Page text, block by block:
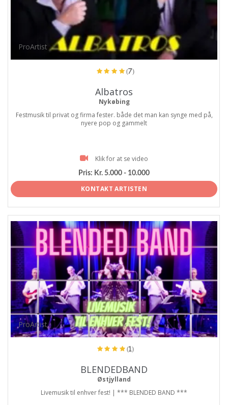
ProArtist
(7)
Albatros
Nykøbing
Festmusik til privat og firma fester. både det man kan synge med på,
nyere pop og gammelt
Klik for at se video
Pris: Kr. 5.000 - 10.000
KONTAKT ARTISTEN
ProArtist
(1)
BLENDEDBAND
Østjylland
Livemusik til enhver fest! | *** BLENDED BAND ***